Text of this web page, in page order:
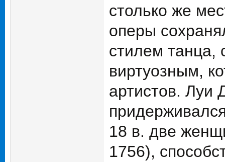
столько же
оперы
стилем танца,
виртуозным,
артистов. Луи
18 в. две
1756),